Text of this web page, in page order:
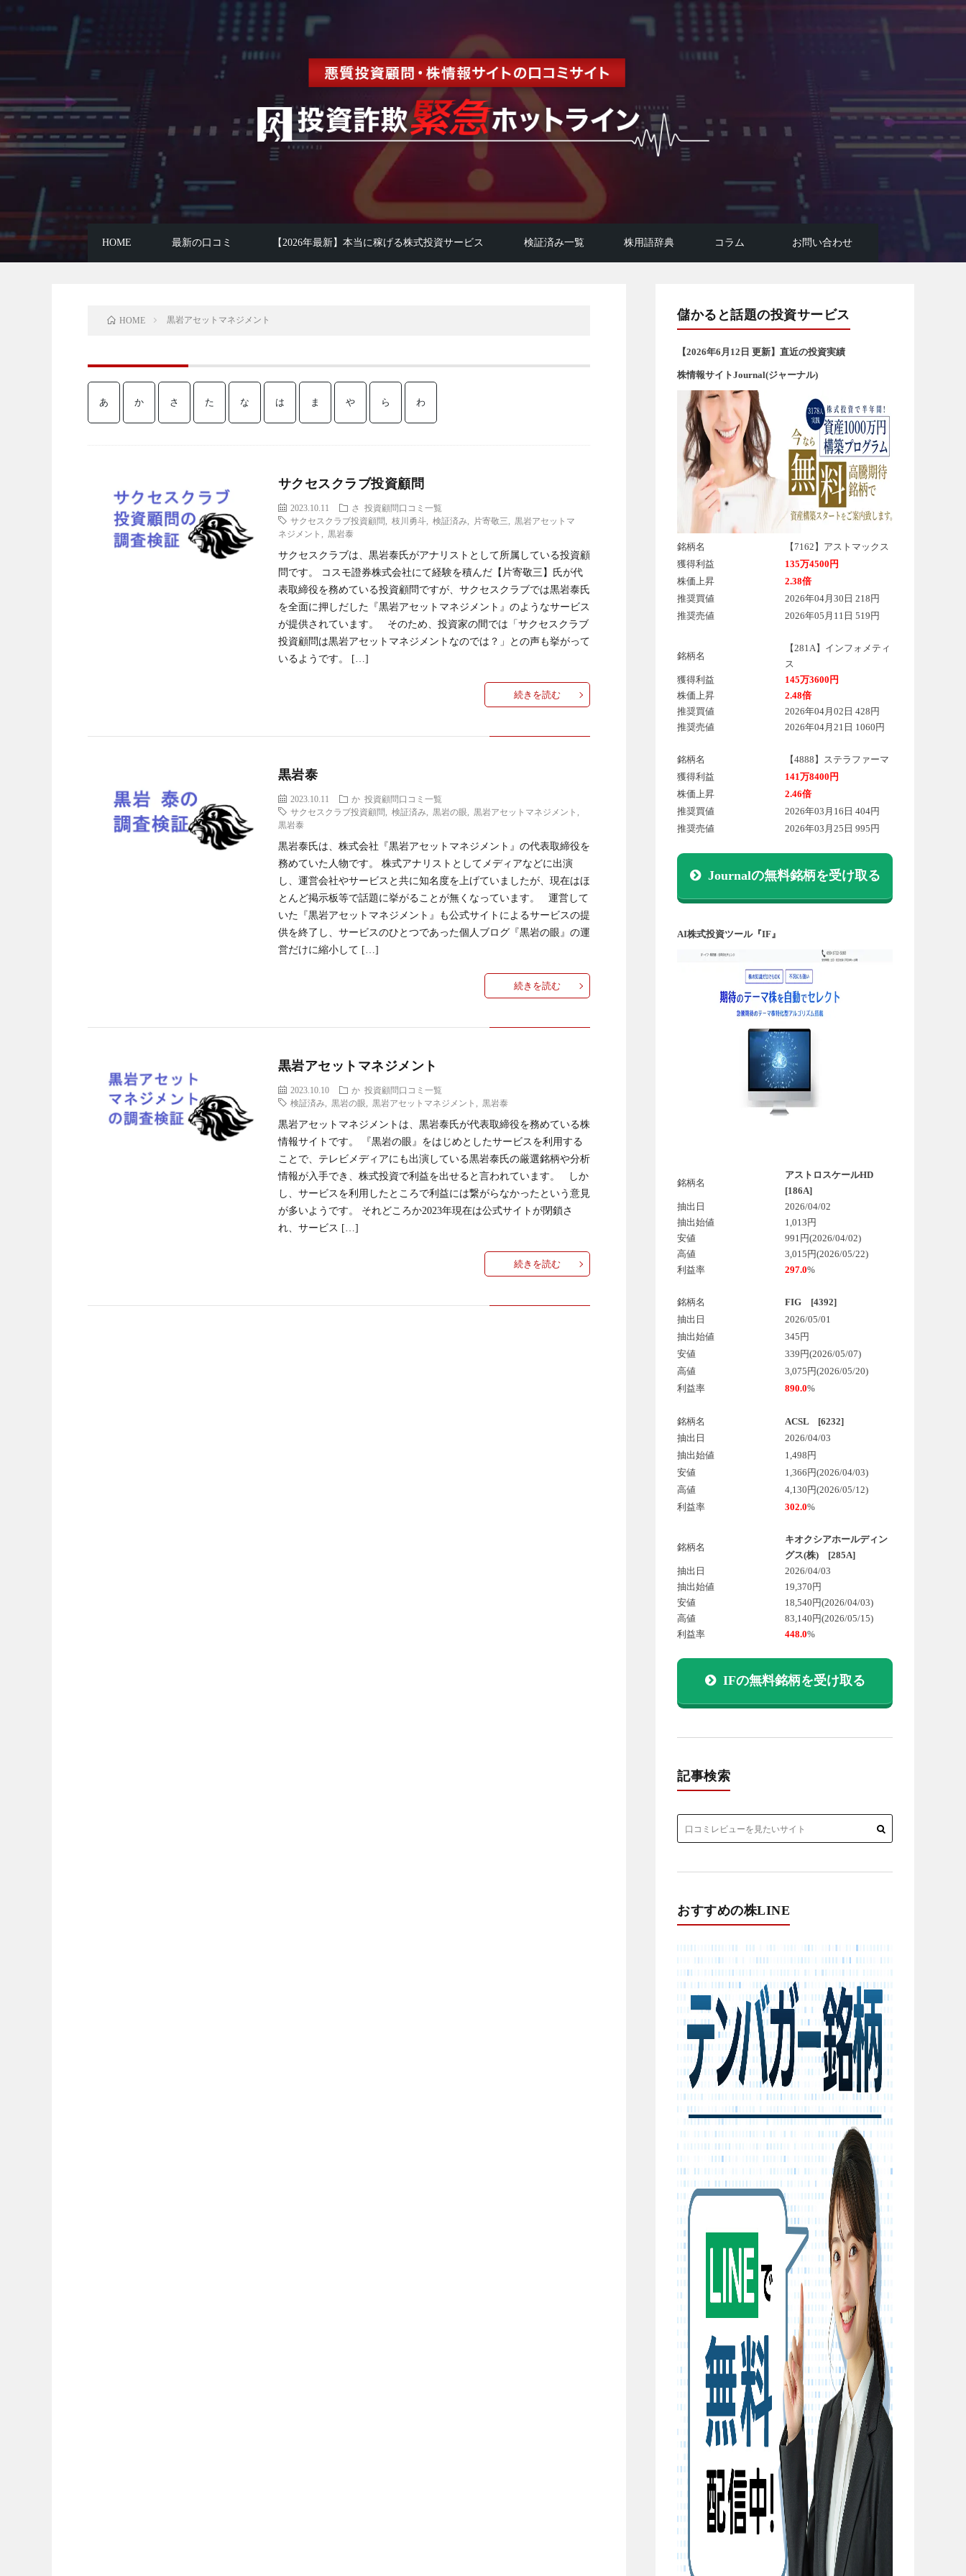
HOME 最新の口コミ 【2026年最新】本当に稼げる株式投資サービス 検証済み一覧 株用語辞典 コラム お問い合わせ
HOME 黒岩アセットマネジメント
あ か さ た な は ま や ら わ
サクセスクラブ投資顧問
2023.10.11 さ
投資顧問口コミ一覧
サクセスクラブ投資顧問
枝川勇斗, 検証済み 片寄敬三
黒岩アセットマ
ネジメント
黒岩泰
サクセスクラブは、黒岩泰氏がアナリストとして所属している投資顧
問です。 コスモ證券株式会社にて経験を積んだ【片寄敬三】氏が代
表取締役を務めている投資顧問ですが、サクセスクラブでは黒岩泰氏
を全面に押しだした『黒岩アセットマネジメント』のようなサービス
が提供されています。 そのため、投資家の間では「サクセスクラブ
投資顧問は黒岩アセットマネジメントなのでは？」との声も挙がって
いるようです。 […]
続きを読む
黒岩泰
2023.10.11 か 投資顧問口コミ一覧
サクセスクラブ投資顧問
検証済み 黒岩の眼 黒岩アセットマネジメント
黒岩泰
黒岩泰氏は、株式会社『黒岩アセットマネジメント』の代表取締役を
務めていた人物です。 株式アナリストとしてメディアなどに出演
し、運営会社やサービスと共に知名度を上げていましたが、現在はほ
とんど掲示板等で話題に挙がることが無くなっています。 運営して
いた『黒岩アセットマネジメント』も公式サイトによるサービスの提
供を終了し、サービスのひとつであった個人ブログ『黒岩の眼』の運
営だけに縮小して […]
続きを読む
黒岩アセットマネジメント
2023.10.10 か 投資顧問口コミ一覧
検証済み
黒岩の眼 黒岩アセットマネジメント 黒岩泰
黒岩アセットマネジメントは、黒岩泰氏が代表取締役を務めている株
情報サイトです。 『黒岩の眼』をはじめとしたサービスを利用する
ことで、テレビメディアにも出演している黒岩泰氏の厳選銘柄や分析
情報が入手でき、株式投資で利益を出せると言われています。 しか
し、サービスを利用したところで利益には繋がらなかったという意見
が多いようです。 それどころか2023年現在は公式サイトが閉鎖さ
れ、サービス […]
続きを読む
儲かると話題の投資サービス
【2026年6 月12 日 更新】直近の投資実績
株情報サイトJournal(ジャーナル)
銘柄名
【7162】アストマックス
獲得利益
135万4500円
株価上昇
2.38倍
推奨買値
2026年04月30日 218円
推奨売値
2026年05月11日 519円
銘柄名
【281A】インフォメティ
ス
獲得利益
145万3600円
株価上昇
2.48倍
推奨買値
2026年04月02日 428円
推奨売値
2026年04月21日 1060円
銘柄名
【4888】ステラファーマ
獲得利益
141万8400円
株価上昇
2.46倍
推奨買値
2026年03月16日 404円
推奨売値
2026年03月25日 995円
Journalの無料銘柄を受け取る
AI株式投資ツール『IF』
銘柄名
アストロスケールHD
[186A]
抽出日
2026/04/02
抽出始値
1,013円
安値
991円(2026/04/02)
高値
3,015円(2026/05/22)
利益率
297.0%
銘柄名
FIG [4392]
抽出日
2026/05/01
抽出始値
345円
安値
339円(2026/05/07)
高値
3,075円(2026/05/20)
利益率
890.0%
銘柄名
ACSL [6232]
抽出日
2026/04/03
抽出始値
1,498円
安値
1,366円(2026/04/03)
高値
4,130円(2026/05/12)
利益率
302.0%
銘柄名
キオクシアホールディン
グス(株) [285A]
抽出日
2026/04/03
抽出始値
19,370円
安値
18,540円(2026/04/03)
高値
83,140円(2026/05/15)
利益率
448.0%
IFの無料銘柄を受け取る
記事検索
おすすめの株LINE